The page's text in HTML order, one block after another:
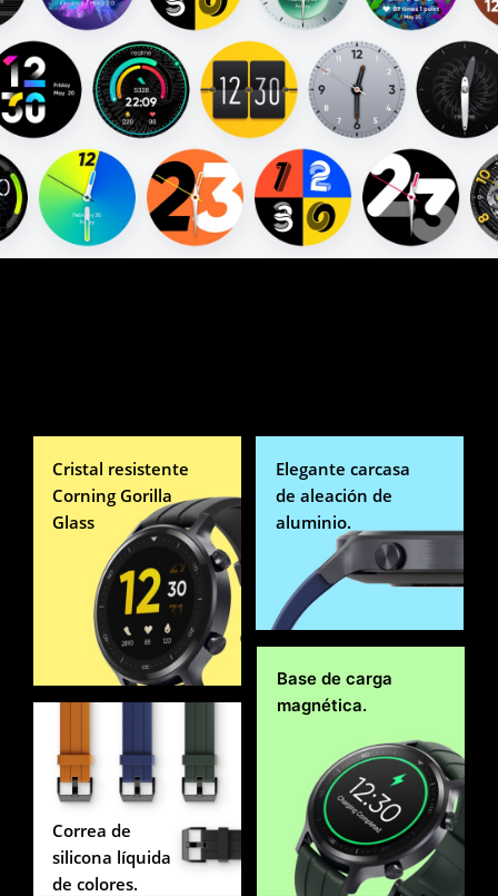
Cristal resistente
Corning Gorilla
Glass
Elegante carcasa
de aleación de
aluminio.
Correa de
silicona líquida
de colores.
Base de carga
magnética.